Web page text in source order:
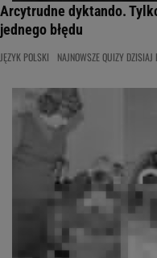
Arcytrudne dyktando.
jednego błędu
JĘZYK POLSKI NAJNOWSZE QUIZY DZISIAJ